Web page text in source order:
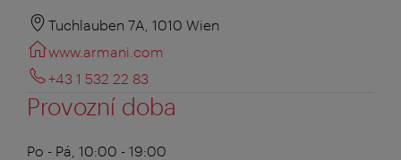
Tuchlauben 7A, 1010 Wien
www.armani.com
+43 1 532 22 83
Provozní doba
Po - Pá, 10:00 - 19:00